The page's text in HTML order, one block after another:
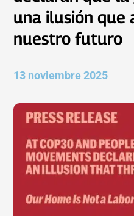
una ilusión que
nuestro futuro
13 noviembre 2025